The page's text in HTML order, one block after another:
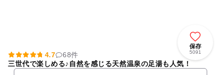
保存
5091
4.7
68件
三世代で楽しめる♪自然を感じる天然温泉の足湯も人気！